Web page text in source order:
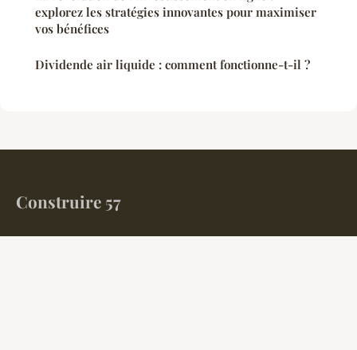
explorez les stratégies innovantes pour maximiser
vos bénéfices
Dividende air liquide : comment fonctionne-t-il ?
Construire 57